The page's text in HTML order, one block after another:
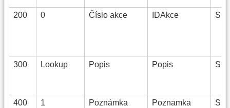
200 0 Číslo akce IDAkce
300 Lookup Popis Popis
400 1 Poznámka Poznamka